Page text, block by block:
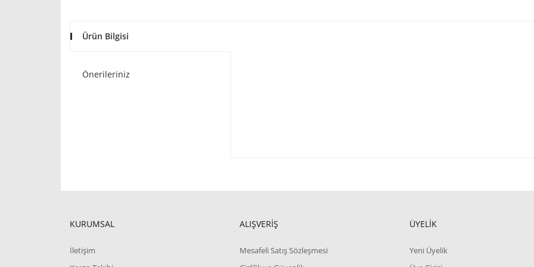
Ürün Bilgisi
Önerileriniz
KURUMSAL
İletişim
ALIŞVERİŞ
Mesafeli Satış Sözleşmesi
ÜYELİK
Yeni Üyelik